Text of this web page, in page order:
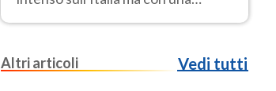
parziale e lieve attenuazione tra il 7
Altri articoli
Vedi tutti